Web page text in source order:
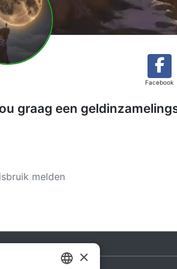
Facebook
graag een
melden
×